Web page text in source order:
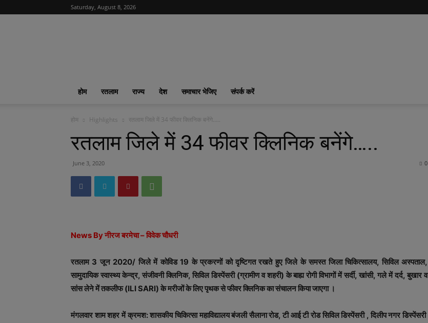
Saturday, August 8, 2026
का
फीवर
होम रतलाम राज्य देश समाचार भेजिए संपर्क करें
होम Highlights रतलाम जिले में 34 फीवर क्लिनिक बनेंगे…..
रतलाम जिले में 34 फीवर क्लिनिक बनेंगे…..
June 3, 2020 0
News By नीरज बरमेचा – विवेक चौधरी
रतलाम 3 जून 2020/ जिले में कोविड 19 के प्रकरणों को दृष्टिगत रखते हुए जिले के समस्‍त जिला चिकित्‍सालय, सिविल अस्‍पताल,
सामुदायिक स्‍वास्‍थ्‍य केन्‍द्र, संजीवनी क्लिनिक, सिविल डिस्‍पेंसरी (ग्रामीण व शहरी) के बाह्य रोगी विभागों में सर्दी, खांसी, गले में दर्द, बुखार व
सांस लेने में तकलीफ (ILI SARI) के मरीजों के लिए पृथक से फीवर क्लिनिक का संचालन किया जाएगा ।
मंगलवार शाम शहर में क्रमश: शासकीय चिकित्सा महाविद्यालय बंजली सैलाना रोड, टी आई टी रोड सिविल डिस्पेंसरी , दिलीप नगर डिस्पेंसरी